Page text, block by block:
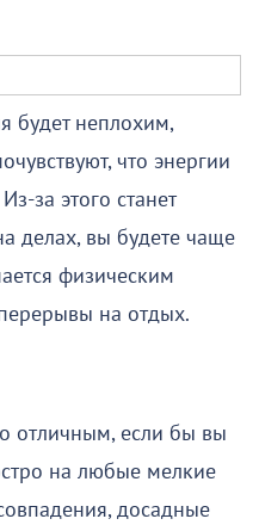
будет неплохим,
что энергии
за этого станет
делах, вы будете чаще
физическим
на отдых.
отличным, если бы вы
на любые мелкие
досадные